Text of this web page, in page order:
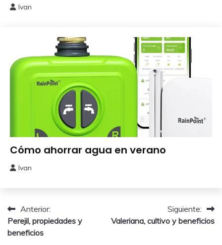
Ivan
Huerto
Cómo ahorrar agua en verano
julio,
Ivan
Navegación
de
Anterior:
Perejil, propiedades y
beneficios
Siguiente:
Valeriana, cultivo y beneficios